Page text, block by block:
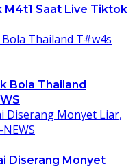
Saat Live Tiktok
Bola Thailand
Diserang Monyet